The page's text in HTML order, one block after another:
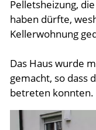
Pelletsheizung,
haben dürfte,
Kellerwohnung
Das Haus wurde
gemacht, so dass
betreten konnten.